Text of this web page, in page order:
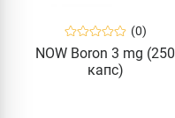
(0)
NOW Boron 3 mg (250
капс)